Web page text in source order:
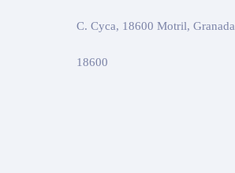
C. Cyca, 18600 Motril, Granada
18600